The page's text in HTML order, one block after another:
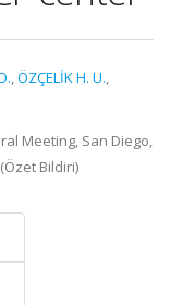
,ÖZÇELİK H. U.,
Meeting, San Diego,
Bildiri)